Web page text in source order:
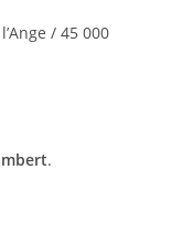
/ 45 000
.